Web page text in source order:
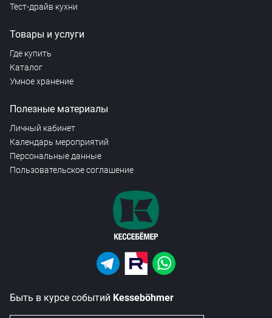
Тест-драйв кухни
Товары и услуги
Где купить
Каталог
Умное хранение
Полезные материалы
Личный кабинет
Календарь мероприятий
Персональные данные
Пользовательское соглашение
Быть в курсе событий Kesseböhmer